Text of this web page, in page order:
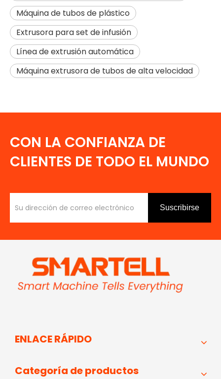
Máquina de tubos de plástico
Extrusora para set de infusión
Línea de extrusión automática
Máquina extrusora de tubos de alta velocidad
CON LA CONFIANZA DE
CLIENTES DE TODO EL MUNDO
Suscribirse
ENLACE RÁPIDO
Categoría de productos